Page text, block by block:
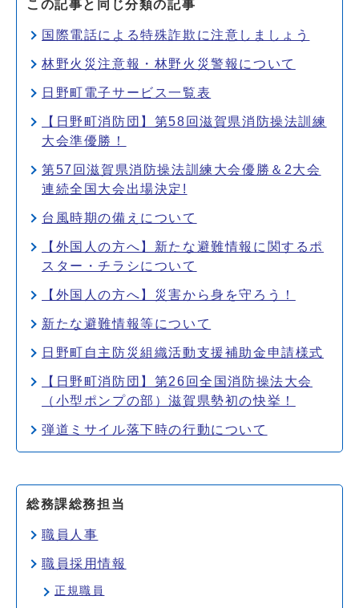
この記事と同じ分類の記事
国際電話による特殊詐欺に注意しましょう
林野火災注意報・林野火災警報について
日野町電子サービス一覧表
【日野町消防団】第58回滋賀県消防操法訓練
大会準優勝！
第57回滋賀県消防操法訓練大会優勝＆2大会
連続全国大会出場決定!
台風時期の備えについて
【外国人の方へ】新たな避難情報に関するポ
スター・チラシについて
【外国人の方へ】災害から身を守ろう！
新たな避難情報等について
日野町自主防災組織活動支援補助金申請様式
【日野町消防団】第26回全国消防操法大会
（小型ポンプの部）滋賀県勢初の快挙！
弾道ミサイル落下時の行動について
総務課総務担当
職員人事
職員採用情報
正規職員